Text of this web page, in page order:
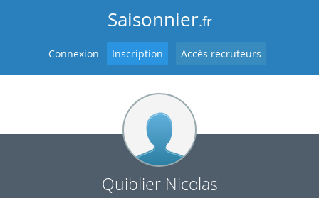
Saisonnier.fr
Connexion Inscription Accès recruteurs
Quiblier Nicolas